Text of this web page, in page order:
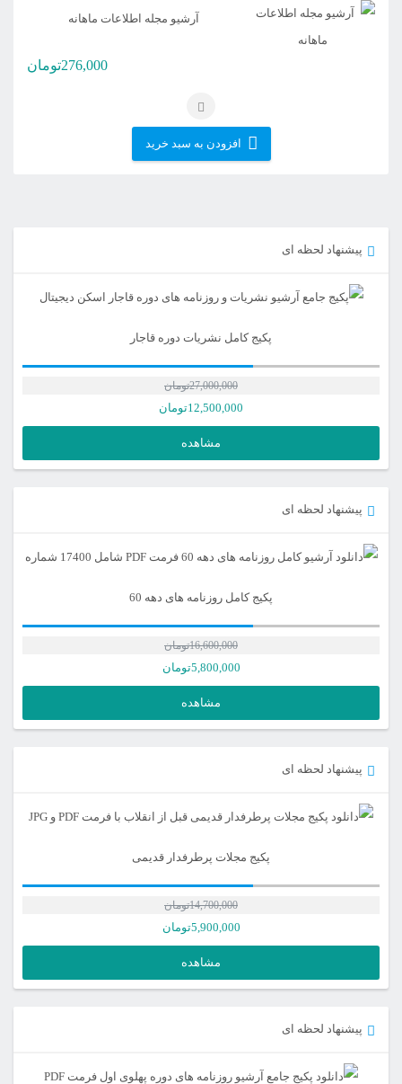
آرشیو مجله اطلاعات ماهانه
276,000تومان
افزودن به سبد خرید
پیشنهاد لحظه ای
پکیج کامل نشریات دوره قاجار
27,000,000تومان
12,500,000تومان
مشاهده
پیشنهاد لحظه ای
پکیج کامل روزنامه های دهه 60
16,600,000تومان
5,800,000تومان
مشاهده
پیشنهاد لحظه ای
پکیج مجلات پرطرفدار قدیمی
14,700,000تومان
5,900,000تومان
مشاهده
پیشنهاد لحظه ای